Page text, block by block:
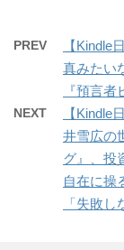
PREV
【Kindle
真みたい
『預言
NEXT
【Kindle
井雪広の
グ』、投
自在に操
「失敗